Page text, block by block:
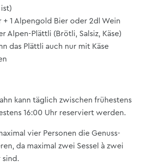
+ 1 Alpengold Bier oder 2dl Wein
Alpen-Plättli (Brötli, Salsiz, Käse)
das Plättli auch nur mit Käse
kann täglich zwischen frühestens
16:00 Uhr reserviert werden.
vier Personen die Genuss-
da maximal zwei Sessel à zwei
sind.